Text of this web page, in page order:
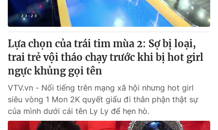
Lựa chọn của trái tim mùa 2: Sợ bị loại,
trai trẻ vội tháo chạy trước khi bị hot girl
ngực khủng gọi tên
VTV.vn - Nổi tiếng trên mạng xã hội nhưng hot girl
siêu vòng 1 Mon 2K quyết giấu đi thân phận thật sự
của mình dưới cái tên Ly Ly để hẹn hò.